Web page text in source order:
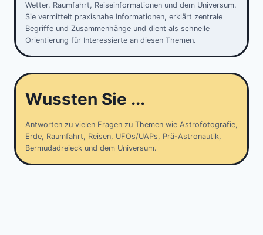
Wetter, Raumfahrt, Reiseinformationen und dem Universum.
Sie vermittelt praxisnahe Informationen, erklärt zentrale
Begriffe und Zusammenhänge und dient als schnelle
Orientierung für Interessierte an diesen Themen.
Wussten Sie ...
Antworten zu vielen Fragen zu Themen wie Astrofotografie,
Erde, Raumfahrt, Reisen, UFOs/UAPs, Prä-Astronautik,
Bermudadreieck und dem Universum.